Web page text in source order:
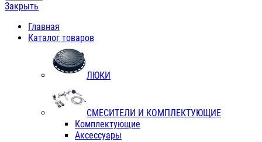
Закрыть
Главная
Каталог товаров
ЛЮКИ
СМЕСИТЕЛИ И КОМПЛЕКТУЮЩИЕ
Комплектующие
Аксессуары